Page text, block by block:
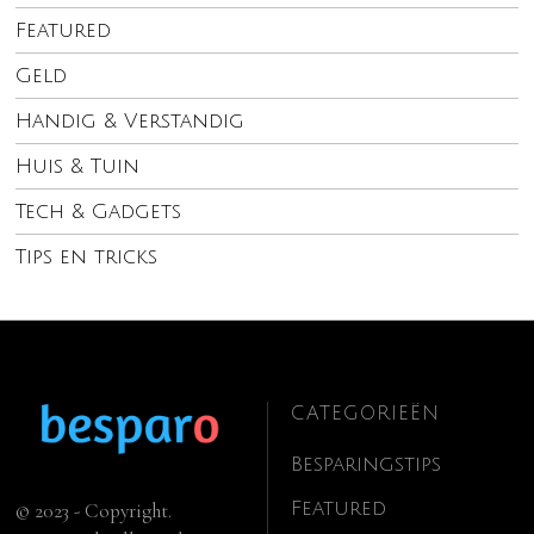
Featured
Geld
Handig & Verstandig
Huis & Tuin
Tech & Gadgets
Tips en tricks
© 2023 - Copyright.
CATEGORIEËN
Besparingstips
Featured